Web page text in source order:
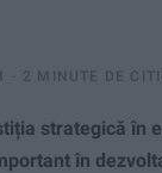
2 MINUTE DE
strategică
în